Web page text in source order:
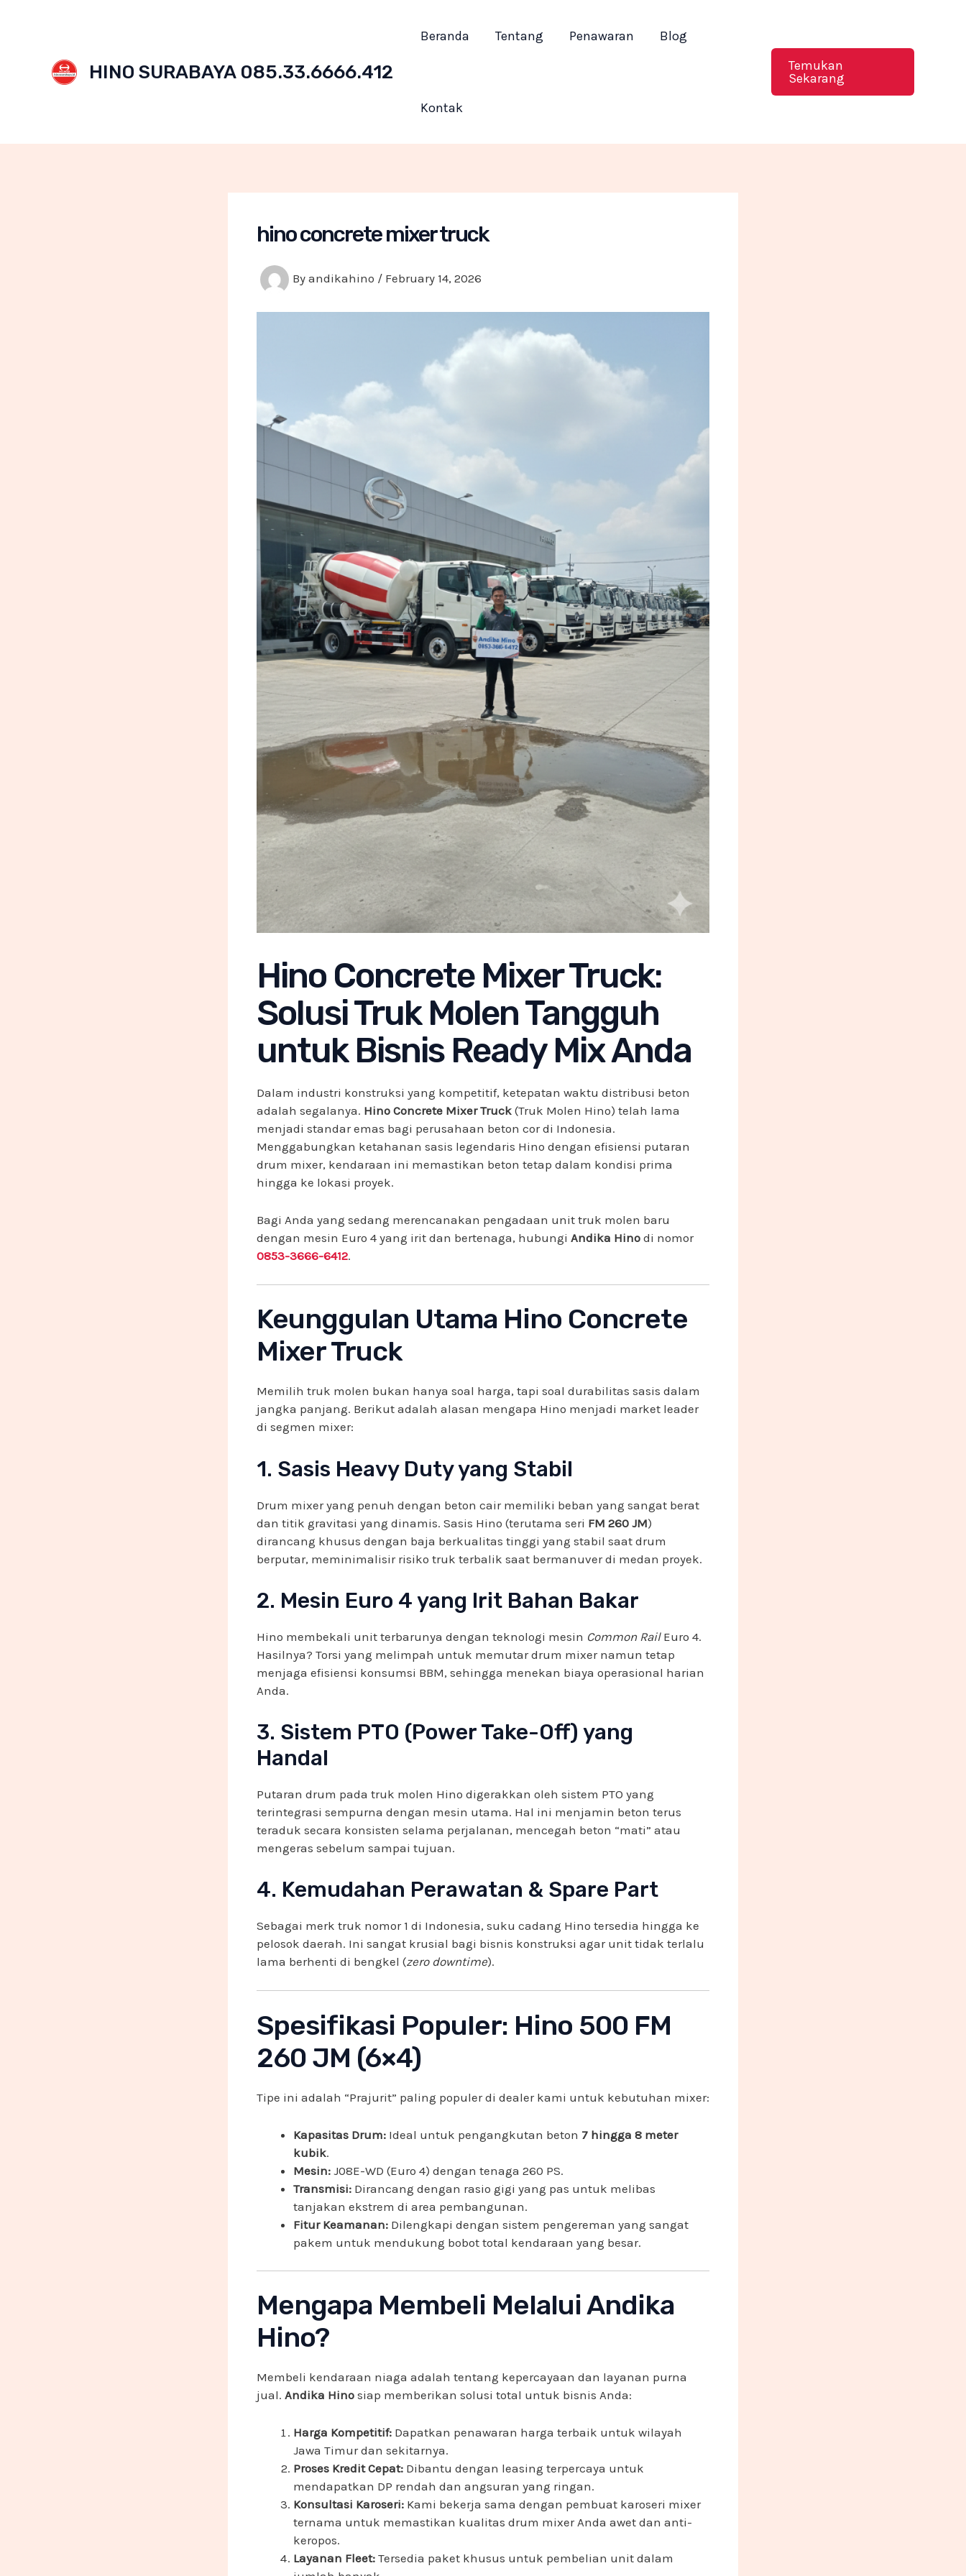
HINO SURABAYA 085.33.6666.412
Beranda Tentang Penawaran Blog
Kontak
Temukan
Sekarang
hino concrete mixer truck
By andikahino / February 14, 2026
Hino Concrete Mixer Truck:
Solusi Truk Molen Tangguh
untuk Bisnis Ready Mix Anda
Dalam industri konstruksi yang kompetitif, ketepatan waktu distribusi beton
adalah segalanya. Hino Concrete Mixer Truck (Truk Molen Hino) telah lama
menjadi standar emas bagi perusahaan beton cor di Indonesia.
Menggabungkan ketahanan sasis legendaris Hino dengan efisiensi putaran
drum mixer, kendaraan ini memastikan beton tetap dalam kondisi prima
hingga ke lokasi proyek.
Bagi Anda yang sedang merencanakan pengadaan unit truk molen baru
dengan mesin Euro 4 yang irit dan bertenaga, hubungi Andika Hino di nomor
0853-3666-6412.
Keunggulan Utama Hino Concrete
Mixer Truck
Memilih truk molen bukan hanya soal harga, tapi soal durabilitas sasis dalam
jangka panjang. Berikut adalah alasan mengapa Hino menjadi market leader
di segmen mixer:
1. Sasis Heavy Duty yang Stabil
Drum mixer yang penuh dengan beton cair memiliki beban yang sangat berat
dan titik gravitasi yang dinamis. Sasis Hino (terutama seri FM 260 JM)
dirancang khusus dengan baja berkualitas tinggi yang stabil saat drum
berputar, meminimalisir risiko truk terbalik saat bermanuver di medan proyek.
2. Mesin Euro 4 yang Irit Bahan Bakar
Hino membekali unit terbarunya dengan teknologi mesin Common RailEuro 4.
Hasilnya? Torsi yang melimpah untuk memutar drum mixer namun tetap
menjaga efisiensi konsumsi BBM, sehingga menekan biaya operasional harian
Anda.
3. Sistem PTO (Power Take-Off) yang
Handal
Putaran drum pada truk molen Hino digerakkan oleh sistem PTO yang
terintegrasi sempurna dengan mesin utama. Hal ini menjamin beton terus
teraduk secara konsisten selama perjalanan, mencegah beton “mati” atau
mengeras sebelum sampai tujuan.
4. Kemudahan Perawatan & Spare Part
Sebagai merk truk nomor 1 di Indonesia, suku cadang Hino tersedia hingga ke
pelosok daerah. Ini sangat krusial bagi bisnis konstruksi agar unit tidak terlalu
lama berhenti di bengkel (zero downtime).
Spesifikasi Populer: Hino 500 FM
260 JM (6×4)
Tipe ini adalah “Prajurit” paling populer di dealer kami untuk kebutuhan mixer:
Kapasitas Drum: Ideal untuk pengangkutan beton 7 hingga 8 meter
kubik.
Mesin: J08E-WD (Euro 4) dengan tenaga 260 PS.
Transmisi: Dirancang dengan rasio gigi yang pas untuk melibas
tanjakan ekstrem di area pembangunan.
Fitur Keamanan: Dilengkapi dengan sistem pengereman yang sangat
pakem untuk mendukung bobot total kendaraan yang besar.
Mengapa Membeli Melalui Andika
Hino?
Membeli kendaraan niaga adalah tentang kepercayaan dan layanan purna
jual. Andika Hino siap memberikan solusi total untuk bisnis Anda:
Harga Kompetitif: Dapatkan penawaran harga terbaik untuk wilayah
Jawa Timur dan sekitarnya.
Proses Kredit Cepat: Dibantu dengan leasing terpercaya untuk
mendapatkan DP rendah dan angsuran yang ringan.
Konsultasi Karoseri: Kami bekerja sama dengan pembuat karoseri mixer
ternama untuk memastikan kualitas drum mixer Anda awet dan anti-
keropos.
Layanan Fleet: Tersedia paket khusus untuk pembelian unit dalam